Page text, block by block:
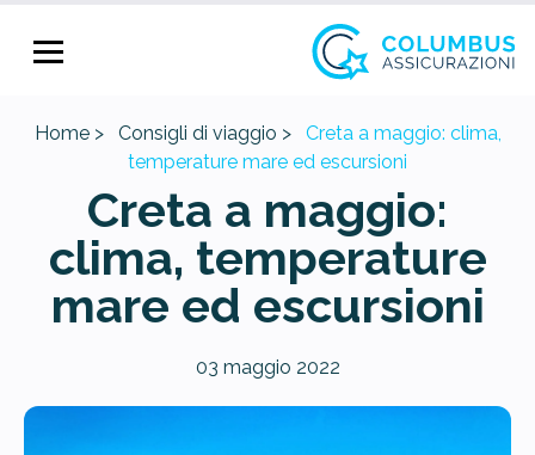
Home > Consigli di viaggio >
Creta a maggio: clima,
temperature mare ed escursioni
Creta a maggio:
clima, temperature
mare ed escursioni
03 maggio 2022